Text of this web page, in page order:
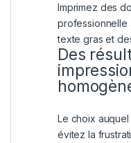
Imprimez des
professionnelle
texte gras et
Des
Le choix
évitez la